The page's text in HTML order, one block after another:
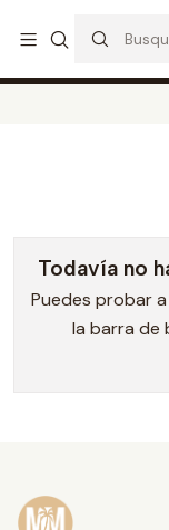
Envios a todo el pais.
Todavía no
Puedes probar
la barra de